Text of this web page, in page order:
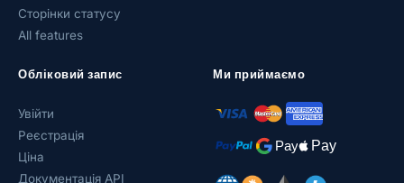
Сторінки статусу
All features
Обліковий запис
Увійти
Реєстрація
Ціна
Документація API
Ми приймаємо